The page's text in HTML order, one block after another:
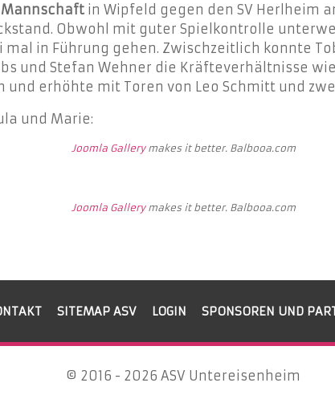
in Wipfeld gegen den SV Herlheim
Obwohl mit guter Spielkontrolle
mal in Führung gehen. Zwischzeitlich konnte
und Stefan Wehner die Kräfteverhältnisse
und erhöhte mit Toren von Leo Schmitt und
und Marie:
Joomla Gallerymakes it better. Balbooa.com
Joomla Gallerymakes it better. Balbooa.com
SITEMAP ASV LOGIN SPONSOREN UND
© 2016 - 2026 ASV Untereisenheim